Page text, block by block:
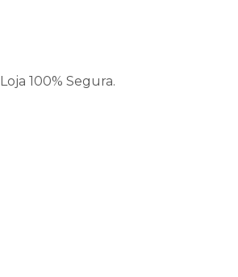
Loja 100% Segura.